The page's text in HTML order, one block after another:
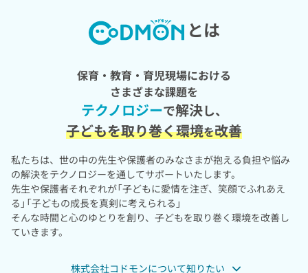
とは
保育・教育・育児現場における
さまざまな課題を
テクノロジーで解決し、
子どもを取り巻く環境を改善
私たちは、世の中の先生や保護者のみなさまが抱える負担や悩み
の解決をテクノロジーを通してサポートいたします。
先生や保護者それぞれが「子どもに愛情を注ぎ、笑顔でふれあえ
る」 「子どもの成長を真剣に考えられる」
そんな時間と心のゆとりを創り、子どもを取り巻く環境を改善し
ていきます。
株式会社コドモンについて知りたい